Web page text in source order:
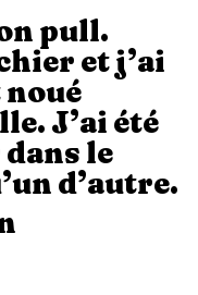
pull.
et j’ai
J’ai été
le
d’autre.